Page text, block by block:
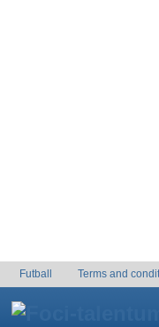
Futball Terms and